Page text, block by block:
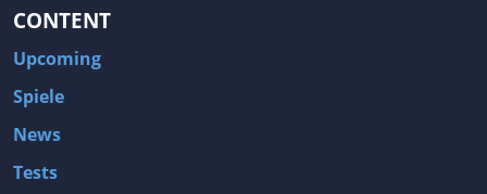
CONTENT
Upcoming
Spiele
News
Tests